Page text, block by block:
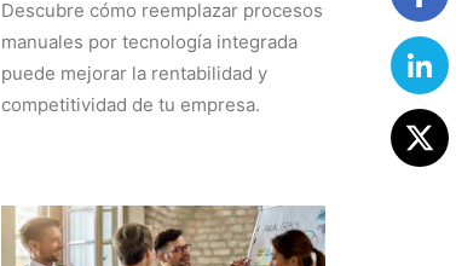
Descubre cómo reemplazar procesos
manuales por tecnología integrada
puede mejorar la rentabilidad y
competitividad de tu empresa.